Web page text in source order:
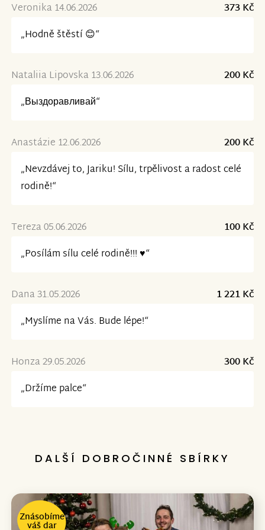
Veronika 14.06.2026
373 Kč
„Hodně štěstí 😊“
Nataliia Lipovska 13.06.2026
200 Kč
„Выздоравливай“
Anastázie 12.06.2026
200 Kč
„Nevzdávej to, Jariku! Sílu, trpělivost a radost celé
rodině!“
Tereza 05.06.2026
100 Kč
„Posílám sílu celé rodině!!! ♥️“
Dana 31.05.2026
1 221 Kč
„Myslíme na Vás. Bude lépe!“
Honza 29.05.2026
300 Kč
„Držíme palce“
DALŠÍ DOBROČINNÉ SBÍRKY
Znásobíme
váš dar